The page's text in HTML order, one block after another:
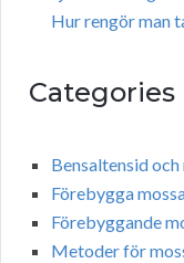
Hur rengör man
Categories
Bensaltensid
Förebygga
Förebyggande
Metoder för